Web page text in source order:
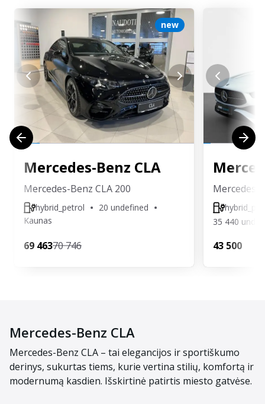
new
Mercedes-Benz CLA
Mercedes-Benz CLA 200
hybrid_petrol
20 undefined
Kaunas
69 46370 746
Mercedes-
35 440
43 500
Mercedes-Benz CLA
Mercedes-Benz CLA – tai elegancijos ir sportiškumo
derinys, sukurtas tiems, kurie vertina stilių, komfortą ir
modernumą kasdien. Išskirtinė patirtis miesto gatvėse.